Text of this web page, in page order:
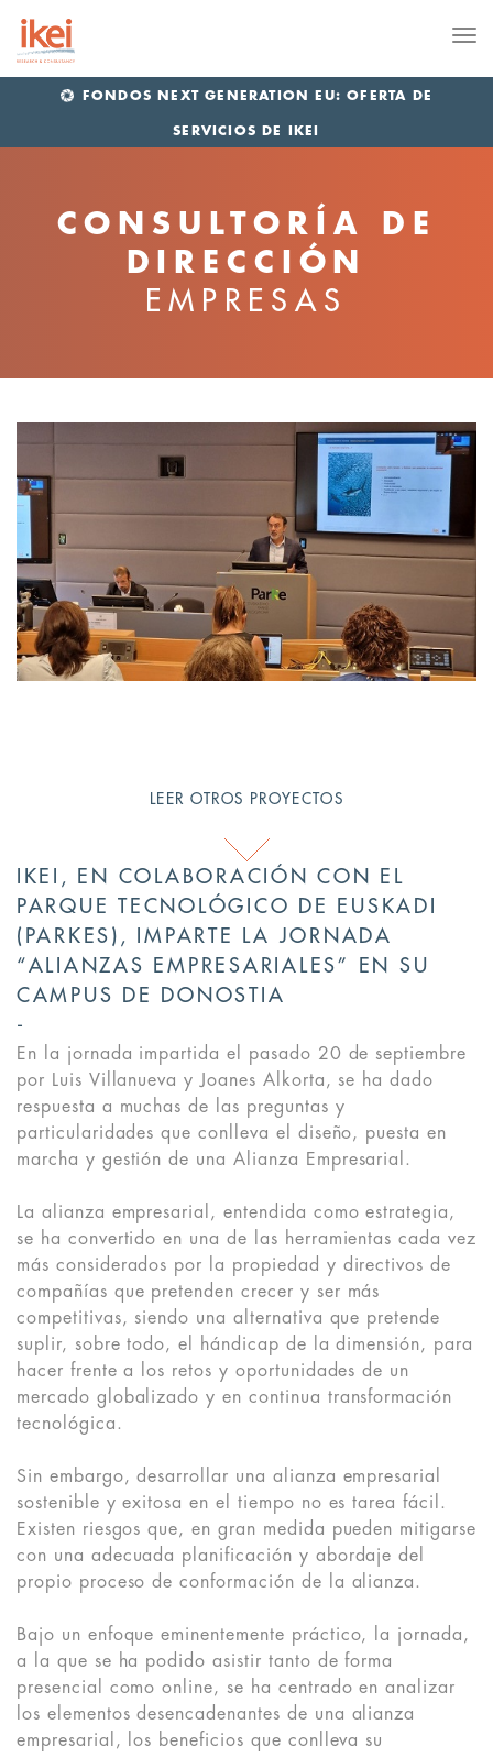
FONDOS NEXT GENERATION EU: OFERTA DE
SERVICIOS DE IKEI
CONSULTORÍA DE
DIRECCIÓN
EMPRESAS
LEER OTROS PROYECTOS
IKEI, EN COLABORACIÓN CON EL
PARQUE TECNOLÓGICO DE EUSKADI
(PARKES), IMPARTE LA JORNADA
“ALIANZAS EMPRESARIALES” EN SU
CAMPUS DE DONOSTIA
En la jornada impartida el pasado 20 de septiembre
por Luis Villanueva y Joanes Alkorta, se ha dado
respuesta a muchas de las preguntas y
particularidades que conlleva el diseño, puesta en
marcha y gestión de una Alianza Empresarial.
La alianza empresarial, entendida como estrategia,
se ha convertido en una de las herramientas cada vez
más considerados por la propiedad y directivos de
compañías que pretenden crecer y ser más
competitivas, siendo una alternativa que pretende
suplir, sobre todo, el hándicap de la dimensión, para
hacer frente a los retos y oportunidades de un
mercado globalizado y en continua transformación
tecnológica.
Sin embargo, desarrollar una alianza empresarial
sostenible y exitosa en el tiempo no es tarea fácil.
Existen riesgos que, en gran medida pueden mitigarse
con una adecuada planificación y abordaje del
propio proceso de conformación de la alianza.
Bajo un enfoque eminentemente práctico, la jornada,
a la que se ha podido asistir tanto de forma
presencial como online, se ha centrado en analizar
los elementos desencadenantes de una alianza
empresarial, los beneficios que conlleva su